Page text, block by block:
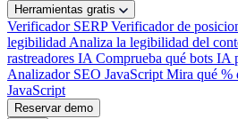
Herramientas gratis
Verificador SERPVerificador de
legibilidad Analiza la legibilidad del
rastreadores IA Comprueba qué bots IA
Analizador SEO JavaScript Mira qué %
JavaScript
Reservar demo